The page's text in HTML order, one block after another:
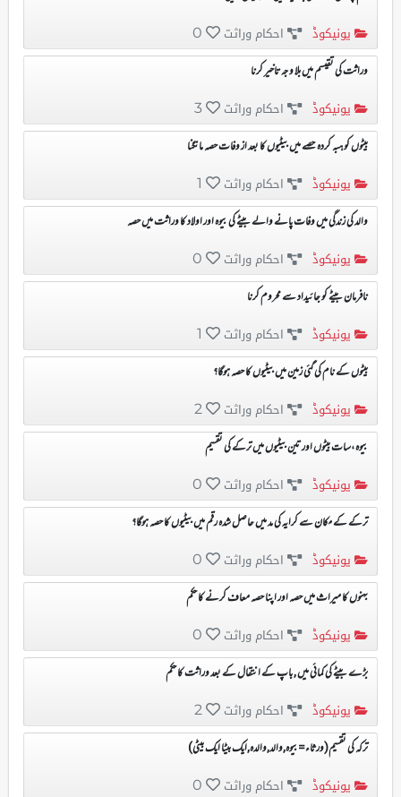
یونیکوڈ احکام وراثت 0
وراثت کی تقیسم میں بلا وجہ تاخیر کرنا
یونیکوڈ احکام وراثت 3
بیٹوں کو ہبہ کردہ حصے میں بیٹیوں کا بعد از وفات حصہ مانگنا
یونیکوڈ احکام وراثت 1
والد کی زندگی میں وفات پانے والے بیٹے کی بیوہ اور اولاد کا وراثت میں حصہ
یونیکوڈ احکام وراثت 0
نافرمان بیٹے کو جائیداد سے محروم کرنا
یونیکوڈ احکام وراثت 1
بیٹوں کے نام کی گئی زمین میں بیٹیوں کا حصہ ہوگا؟
یونیکوڈ احکام وراثت 2
بیوہ ،سات بیٹوں اور تین بیٹیوں میں ترکے کی تقسیم
یونیکوڈ احکام وراثت 0
ترکے کے مکان سے کرایہ کی مد میں حاصل شدہ رقم میں بیٹیوں کا حصہ ہوگا؟
یونیکوڈ احکام وراثت 0
بہنوں کا میراث میں حصہ اور اپنا حصہ معاف کرنے کا حکم
یونیکوڈ احکام وراثت 0
بڑے بیٹے کی کمائی میں , باپ کے انتقال کے بعد وراثت کا حکم
یونیکوڈ احکام وراثت 2
ترکہ کی تقسیم(ورثاء=بیوہ,والد,والدہ,ایک بیٹا ایک بیٹی)
یونیکوڈ احکام وراثت 0